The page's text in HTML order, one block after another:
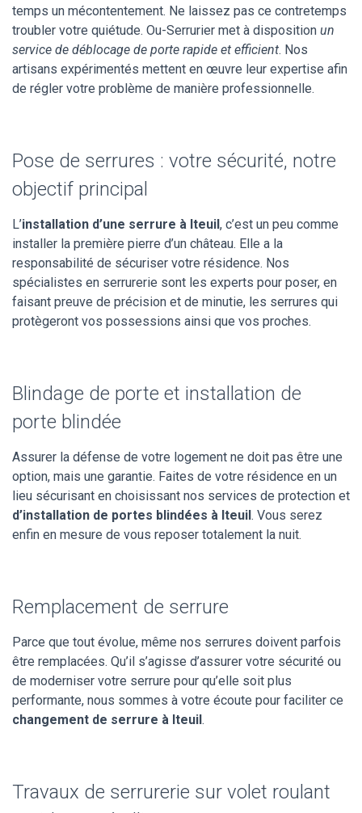
temps un mécontentement. Ne laissez pas ce contretemps
troubler votre quiétude. Ou-Serrurier met à disposition un
service de déblocage de porte rapide et efficient. Nos
artisans expérimentés mettent en œuvre leur expertise afin
de régler votre problème de manière professionnelle.
Pose de serrures : votre sécurité, notre
objectif principal
L’installation d’une serrure à Iteuil, c’est un peu comme
installer la première pierre d’un château. Elle a la
responsabilité de sécuriser votre résidence. Nos
spécialistes en serrurerie sont les experts pour poser, en
faisant preuve de précision et de minutie, les serrures qui
protègeront vos possessions ainsi que vos proches.
Blindage de porte et installation de
porte blindée
Assurer la défense de votre logement ne doit pas être une
option, mais une garantie. Faites de votre résidence en un
lieu sécurisant en choisissant nos services de protection et
d’installation de portes blindées à Iteuil. Vous serez
enfin en mesure de vous reposer totalement la nuit.
Remplacement de serrure
Parce que tout évolue, même nos serrures doivent parfois
être remplacées. Qu’il s’agisse d’assurer votre sécurité ou
de moderniser votre serrure pour qu’elle soit plus
performante, nous sommes à votre écoute pour faciliter ce
changement de serrure à Iteuil.
Travaux de serrurerie sur volet roulant